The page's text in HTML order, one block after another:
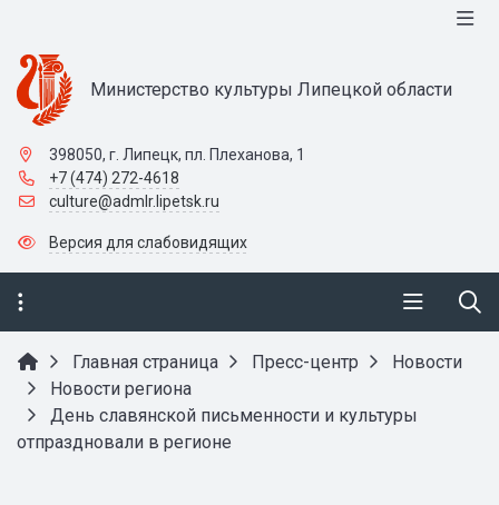
Министерство культуры Липецкой области
398050, г. Липецк, пл. Плеханова, 1
+7 (474) 272-4618
culture@admlr.lipetsk.ru
Версия для слабовидящих
Главная страница Пресс-центр
Новости
Новости региона
День славянской письменности и культуры
отпраздновали в регионе